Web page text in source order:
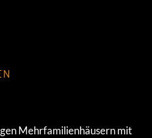
Mehrfamilienhäusern mit